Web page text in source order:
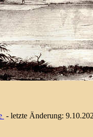
- letzte Änderung: